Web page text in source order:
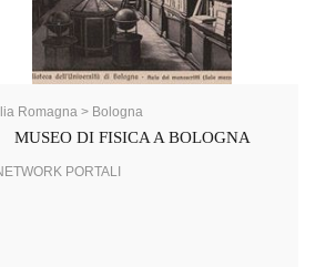
Romagna > Bologna
MUSEO DI FISICA A BOLOGNA
PORTALI